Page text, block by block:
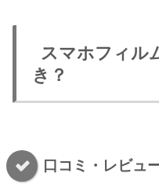
スマホフィル
き？
口コミ・レビュ